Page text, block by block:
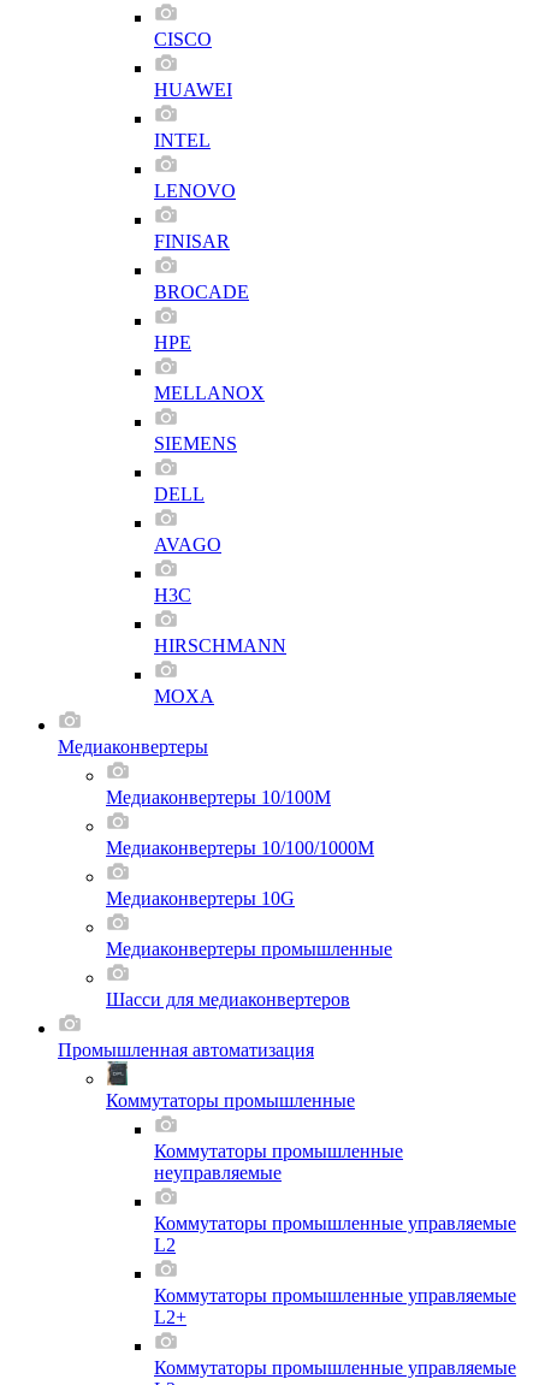
CISCO
HUAWEI
INTEL
LENOVO
FINISAR
BROCADE
HPE
MELLANOX
SIEMENS
DELL
AVAGO
H3C
HIRSCHMANN
MOXA
Медиаконвертеры
Медиаконвертеры 10/100M
Медиаконвертеры 10/100/1000M
Медиаконвертеры 10G
Медиаконвертеры промышленные
Шасси для мeдиаконвертеров
Промышленная автоматизация
Коммутаторы промышленные
Коммутаторы промышленные
неуправляемые
Коммутаторы промышленные управляемые
L2
Коммутаторы промышленные управляемые
L2+
Коммутаторы промышленные управляемые